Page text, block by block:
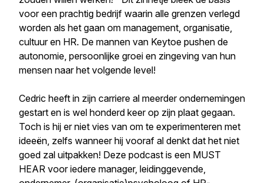
voor een prachtig bedrijf waarin alle grenzen verlegd
worden als het gaan om management, organisatie,
cultuur en HR. De mannen van Keytoe pushen de
autonomie, persoonlijke groei en zingeving van hun
mensen naar het volgende level!
Cedric heeft in zijn carriere al meerder ondernemingen
gestart en is wel honderd keer op zijn plaat gegaan.
Toch is hij er niet vies van om te experimenteren met
ideeën, zelfs wanneer hij vooraf al denkt dat het niet
goed zal uitpakken! Deze podcast is een MUST
HEAR voor iedere manager, leidinggevende,